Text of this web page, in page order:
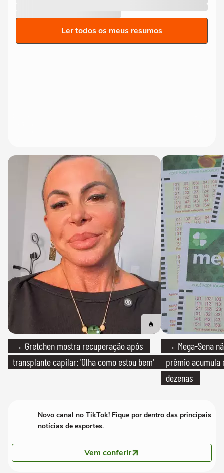
Ler todos os meus resumos
→ Gretchen mostra recuperação após
transplante capilar: 'Olha como estou bem'
→ Mega-Sena
prêmio acumula
dezenas
Novo canal no TikTok! Fique por dentro das principais
notícias de esportes.
Vem conferir